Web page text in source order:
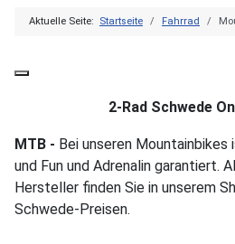
Aktuelle Seite: Startseite Fahrrad
2-Rad Schwede
MTB - Bei unseren
und Fun und Adrenalin garantiert.
Hersteller finden Sie in unserem
Schwede-Preisen.